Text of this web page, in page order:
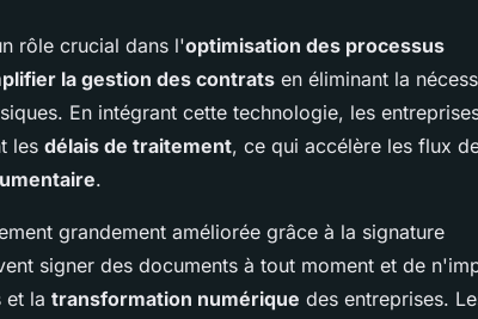
rôle crucial dans l'optimisation des processus
la gestion des contrats en éliminant la
En intégrant cette technologie, les
les délais de traitement, ce qui accélère les flux
.
grandement améliorée grâce à la signature
signer des documents à tout moment et de
et la transformation numérique des entreprises.